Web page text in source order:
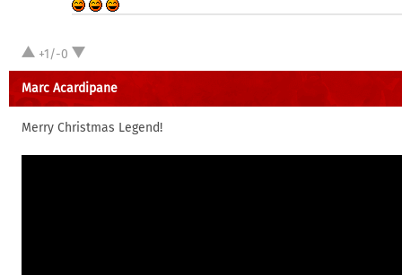
+1/-0
Marc Acardipane
Merry Christmas Legend!